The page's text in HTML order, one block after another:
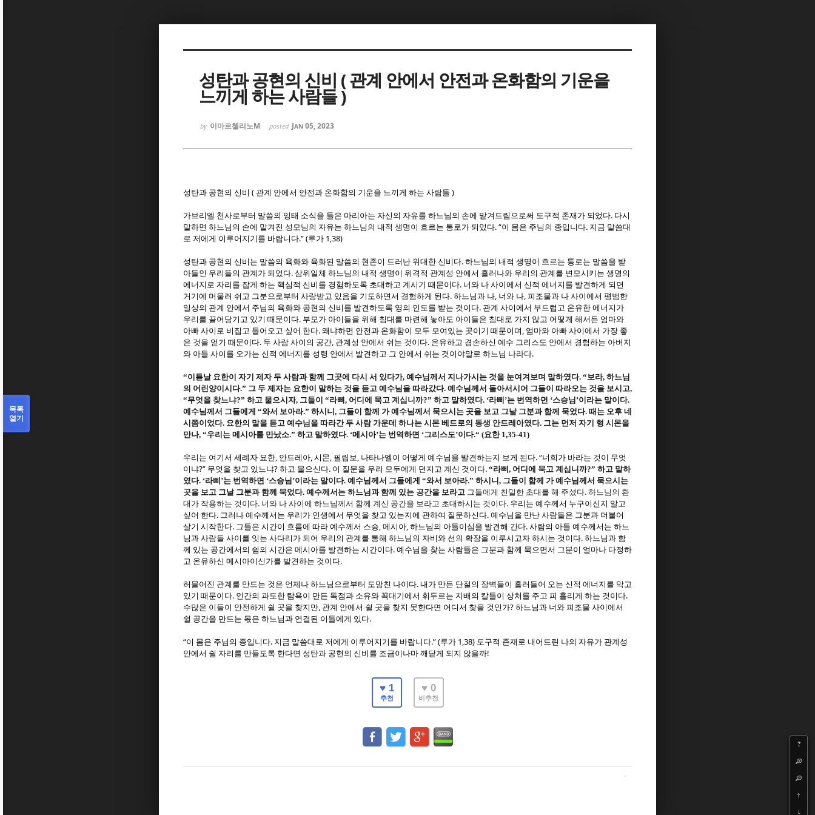
성탄과 공현의 신비 ( 관계 안에서 안전과 온화함의 기운을
느끼게 하는 사람들 )
by 이마르첼리노M posted Jan 05, 2023
?
성탄과 공현의 신비 ( 관계 안에서 안전과 온화함의 기운을 느끼게 하는 사람들 )
가브리엘 천사로부터 말씀의 잉태 소식을 들은 마리아는 자신의 자유를 하느님의 손에 맡겨드림으로써 도구적 존재가 되었다. 다시
말하면 하느님의 손에 맡겨진 성모님의 자유는 하느님의 내적 생명이 흐르는 통로가 되었다. “이 몸은 주님의 종입니다. 지금 말씀대
로 저에게 이루어지기를 바랍니다.” (루가 1,38)
성탄과 공현의 신비는 말씀의 육화와 육화된 말씀의 현존이 드러난 위대한 신비다. 하느님의 내적 생명이 흐르는 통로는 말씀을 받
아들인 우리들의 관계가 되었다. 삼위일체 하느님의 내적 생명이 위격적 관계성 안에서 흘러나와 우리의 관계를 변모시키는 생명의
에너지로 자리를 잡게 하는 핵심적 신비를 경험하도록 초대하고 계시기 때문이다. 너와 나 사이에서 신적 에너지를 발견하게 되면
거기에 머물러 쉬고 그분으로부터 사랑받고 있음을 기도하면서 경험하게 된다. 하느님과 나, 너와 나, 피조물과 나 사이에서 평범한
일상의 관계 안에서 주님의 육화와 공현의 신비를 발견하도록 영의 인도를 받는 것이다. 관계 사이에서 부드럽고 온유한 에너지가
우리를 끌어당기고 있기 때문이다. 부모가 아이들을 위해 침대를 마련해 놓아도 아이들은 침대로 가지 않고 어떻게 해서든 엄마와
아빠 사이로 비집고 들어오고 싶어 한다. 왜냐하면 안전과 온화함이 모두 모여있는 곳이기 때문이며 , 엄마와 아빠 사이에서 가장 좋
은 것을 얻기 때문이다. 두 사람 사이의 공간, 관계성 안에서 쉬는 것이다. 온유하고 겸손하신 예수 그리스도 안에서 경험하는 아버지
와 아들 사이를 오가는 신적 에너지를 성령 안에서 발견하고 그 안에서 쉬는 것이야말로 하느님 나라다.
“이튿날 요한이 자기 제자 두 사람과 함께 그곳에 다시 서 있다가, 예수님께서 지나가시는 것을 눈여겨보며 말하였다. “보라, 하느님
의 어린양이시다.” 그 두 제자는 요한이 말하는 것을 듣고 예수님을 따라갔다. 예수님께서 돌아서시어 그들이 따라오는 것을 보시고,
“무엇을 찾느냐?” 하고 물으시자, 그들이 “라삐 , 어디에 묵고 계십니까?” 하고 말하였다. ‘라삐 ’는 번역하면 ‘스승님 ’이라는 말이다.
예수님께서 그들에게 “와서 보아라.” 하시니 , 그들이 함께 가 예수님께서 묵으시는 곳을 보고 그날 그분과 함께 묵었다. 때는 오후 네
시쯤이었다. 요한의 말을 듣고 예수님을 따라간 두 사람 가운데 하나는 시몬 베드로의 동생 안드레아였다. 그는 먼저 자기 형 시몬을
만나, “우리는 메시아를 만났소.” 하고 말하였다. ‘메시아’는 번역하면 ‘그리스도’이다.“ (요한 1,35-41)
우리는 여기서 세례자 요한, 안드레아, 시몬, 필립보, 나타나엘이 어떻게 예수님을 발견하는지 보게 된다. “너희가 바라는 것이 무엇
이냐?” 무엇을 찾고 있느냐? 하고 물으신다. 이 질문을 우리 모두에게 던지고 계신 것이다. “라삐 , 어디에 묵고 계십니까?” 하고 말하
였다. ‘라삐 ’는 번역하면 ‘스승님 ’이라는 말이다. 예수님께서 그들에게 “와서 보아라.” 하시니 , 그들이 함께 가 예수님께서 묵으시는
곳을 보고 그날 그분과 함께 묵었다. 예수께서는 하느님과 함께 있는 공간을 보라고 그들에게 친밀한 초대를 해 주셨다. 하느님의 환
대가 작용하는 것이다. 너와 나 사이에 하느님께서 함께 계신 공간을 보라고 초대하시는 것이다. 우리는 예수께서 누구이신지 알고
싶어 한다. 그러나 예수께서는 우리가 인생에서 무엇을 찾고 있는지에 관하여 질문하신다. 예수님을 만난 사람들은 그분과 더불어
살기 시작한다. 그들은 시간이 흐름에 따라 예수께서 스승, 메시아, 하느님의 아들이심을 발견해 간다. 사람의 아들 예수께서는 하느
님과 사람들 사이를 잇는 사다리가 되어 우리의 관계를 통해 하느님의 자비와 선의 확장을 이루시고자 하시는 것이다. 하느님과 함
께 있는 공간에서의 쉼의 시간은 메시아를 발견하는 시간이다. 예수님을 찾는 사람들은 그분과 함께 묵으면서 그분이 얼마나 다정하
고 온유하신 메시아이신가를 발견하는 것이다.
허물어진 관계를 만드는 것은 언제나 하느님으로부터 도망친 나이다. 내가 만든 단절의 장벽들이 흘러들어 오는 신적 에너지를 막고
있기 때문이다. 인간의 과도한 탐욕이 만든 독점과 소유와 꼭대기에서 휘두르는 지배의 칼들이 상처를 주고 피 흘리게 하는 것이다.
수많은 이들이 안전하게 쉴 곳을 찾지만, 관계 안에서 쉴 곳을 찾지 못한다면 어디서 찾을 것인가? 하느님과 너와 피조물 사이에서
쉴 공간을 만드는 몫은 하느님과 연결된 이들에게 있다.
“이 몸은 주님의 종입니다. 지금 말씀대로 저에게 이루어지기를 바랍니다.” (루가 1,38) 도구적 존재로 내어드린 나의 자유가 관계성
안에서 쉴 자리를 만들도록 한다면 성탄과 공현의 신비를 조금이나마 깨닫게 되지 않을까!
♥ 1
추천
♥ 0
비추천
목록
열기
Sketchbook5, 스케치북5
Sketchbook5, 스케치북5
Sketchbook5, 스케치북5
Sketchbook5, 스케치북5